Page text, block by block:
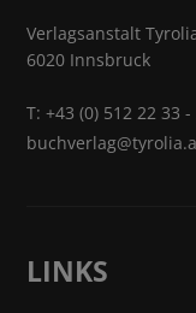
Verlagsanstalt
6020 Innsbruck
T:+43 (0) 512 22 33 -
LINKS